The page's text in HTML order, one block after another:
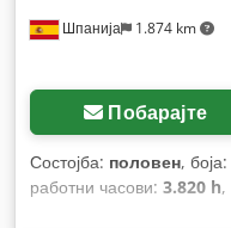
Шпанија 1.874 km
Побарајте
Состојба: половен, боја:
работни часови: 3.820 h,